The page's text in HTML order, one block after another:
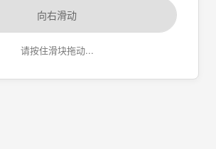
向右滑动
请按住滑块拖动...